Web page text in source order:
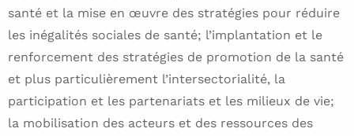
santé et la mise en œuvre des stratégies pour réduire
les inégalités sociales de santé; l’implantation et le
renforcement des stratégies de promotion de la santé
et plus particulièrement l’intersectorialité, la
participation et les partenariats et les milieux de vie;
la mobilisation des acteurs et des ressources des